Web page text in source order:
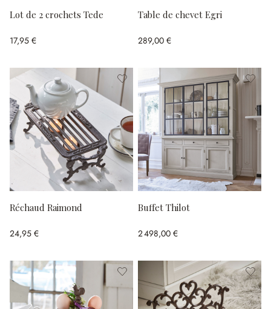
Lot de 2 crochets Tede
17,95 €
Table de chevet Egri
289,00 €
Réchaud Raimond
24,95 €
Buffet Thilot
2 498,00 €